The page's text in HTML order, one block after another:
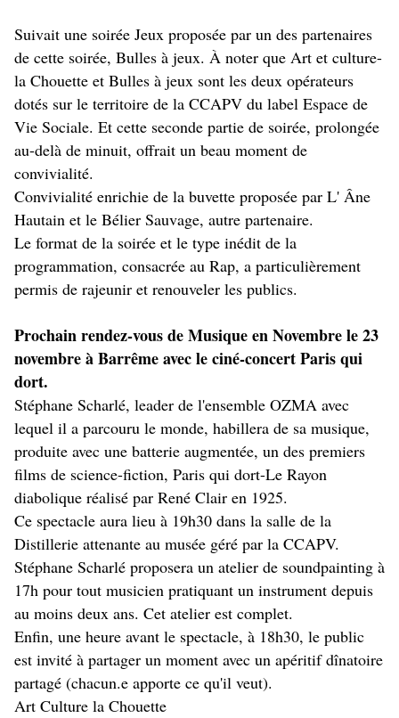
Suivait une soirée Jeux proposée par un des partenaires
de cette soirée, Bulles à jeux. À noter que Art et culture-
la Chouette et Bulles à jeux sont les deux opérateurs
dotés sur le territoire de la CCAPV du label Espace de
Vie Sociale. Et cette seconde partie de soirée, prolongée
au-delà de minuit, offrait un beau moment de
convivialité.
Convivialité enrichie de la buvette proposée par L' Âne
Hautain et le Bélier Sauvage, autre partenaire.
Le format de la soirée et le type inédit de la
programmation, consacrée au Rap, a particulièrement
permis de rajeunir et renouveler les publics.
Prochain rendez-vous de Musique en Novembre le 23
novembre à Barrême avec le ciné-concert Paris qui
dort.
Stéphane Scharlé, leader de l'ensemble OZMA avec
lequel il a parcouru le monde, habillera de sa musique,
produite avec une batterie augmentée, un des premiers
films de science-fiction, Paris qui dort-Le Rayon
diabolique réalisé par René Clair en 1925.
Ce spectacle aura lieu à 19h30 dans la salle de la
Distillerie attenante au musée géré par la CCAPV.
Stéphane Scharlé proposera un atelier de soundpainting à
17h pour tout musicien pratiquant un instrument depuis
au moins deux ans. Cet atelier est complet.
Enfin, une heure avant le spectacle, à 18h30, le public
est invité à partager un moment avec un apéritif dînatoire
partagé (chacun.e apporte ce qu'il veut).
Art Culture la Chouette